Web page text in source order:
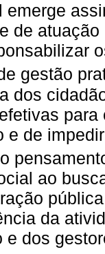
emerge
de atuação
gestão
dos
e de
ao
da
e dos